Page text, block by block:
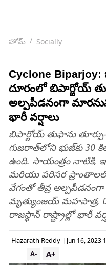
హోమ్ Socially
Cyclone Biparjoy:
దూరంలో బిపార్జోయ్
అల్పపీడనంగా
భారీ వర్షాలు
బిపార్జోయ్ తుఫాను
గుజరాత్‌లోని భుజ్‌కు 30
ఉంది. సాయంత్రం నాటికి,
మరియు పరిసర ప్రాంతాలలో
వేగంతో తీవ్ర
మృత్యుంజయ్ మహపాత్ర,
రాజస్థాన్ రాష్ట్రాల్లో భారీ
Hazarath Reddy | Jun 16, 2023
A+
A-